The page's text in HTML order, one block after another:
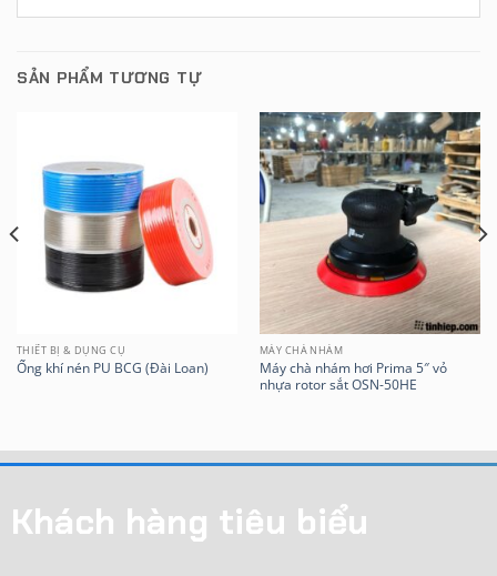
SẢN PHẨM TƯƠNG TỰ
THIẾT BỊ & DỤNG CỤ
Ống khí nén PU BCG (Đài Loan)
MÁY CHÀ NHÁM
Máy chà nhám hơi Prima 5″ vỏ
nhựa rotor sắt OSN-50HE
Khách hàng tiêu biểu